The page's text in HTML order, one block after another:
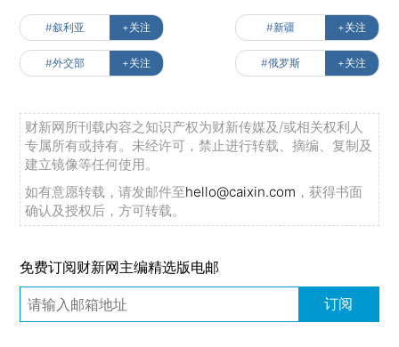
#叙利亚 +关注 #新疆 +关注
#外交部 +关注 #俄罗斯 +关注
财新网所刊载内容之知识产权为财新传媒及/或相关权利人
专属所有或持有。未经许可，禁止进行转载、摘编、复制及
建立镜像等任何使用。
如有意愿转载，请发邮件至hello@caixin.com ，获得书面
确认及授权后，方可转载。
免费订阅财新网主编精选版电邮
订阅